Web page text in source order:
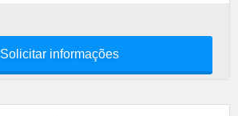
Solicitar informações